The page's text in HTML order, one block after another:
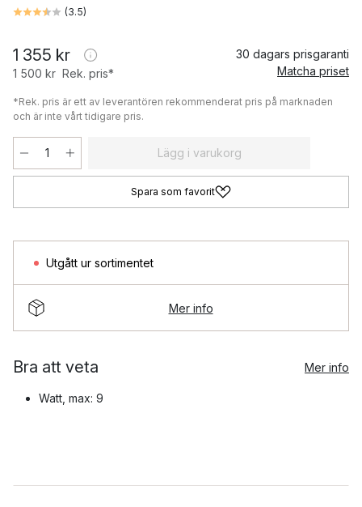
(3.5)
1 355 kr
1 500 kr Rek. pris*
30 dagars prisgaranti
Matcha priset
*Rek. pris är ett av leverantören rekommenderat pris på marknaden
och är inte vårt tidigare pris.
Lägg i varukorg
Spara som favorit
Utgått ur sortimentet
Mer info
Bra att veta Mer info
Watt, max: 9